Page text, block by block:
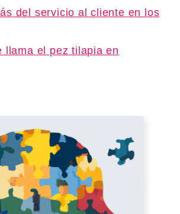
del servicio al cliente en los
llama el pez tilapia en